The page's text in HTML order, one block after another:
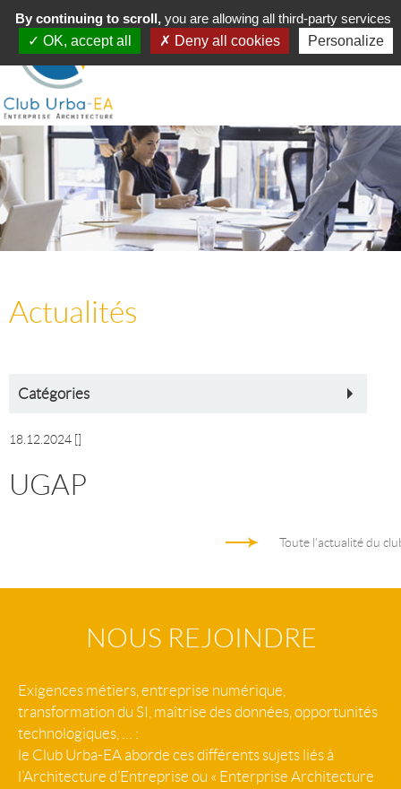
Toggle
navigation
MENU
Actualités
Catégories
18.12.2024
UGAP
Toute l'actualité du
NOUS REJOINDRE
Exigences métiers, entreprise numérique,
transformation du SI, maîtrise des données, opportunités
technologiques, … :
le Club Urba-EA aborde ces différents sujets liés à
l’Architecture d’Entreprise ou « Enterprise Architecture
By continuing to scroll,you are allowing all third-party services
OK, accept all
Deny all cookies Personalize